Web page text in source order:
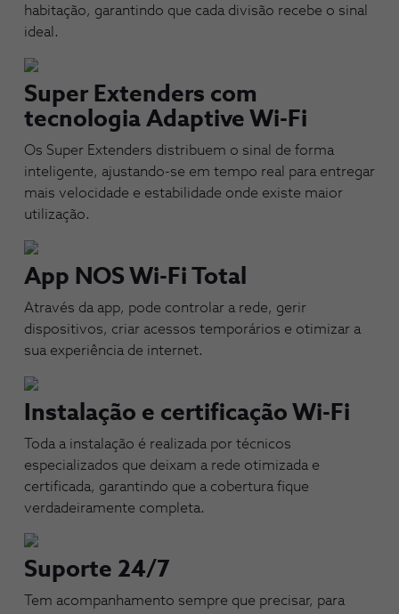
habitação, garantindo que cada divisão recebe o sinal
ideal.
Super Extenders com
tecnologia Adaptive Wi-Fi
Os Super Extenders distribuem o sinal de forma
inteligente, ajustando-se em tempo real para entregar
mais velocidade e estabilidade onde existe maior
utilização.
App NOS Wi-Fi Total
Através da app, pode controlar a rede, gerir
dispositivos, criar acessos temporários e otimizar a
sua experiência de internet.
Instalação e certificação Wi-Fi
Toda a instalação é realizada por técnicos
especializados que deixam a rede otimizada e
certificada, garantindo que a cobertura fique
verdadeiramente completa.
Suporte 24/7
Tem acompanhamento sempre que precisar, para